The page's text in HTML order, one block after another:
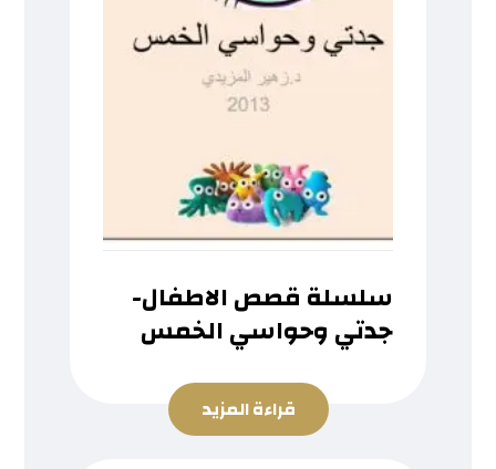
سلسلة قصص الاطفال-
جدتي وحواسي الخمس
قراءة المزيد